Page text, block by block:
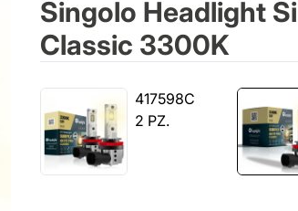
Singolo Headlight
Classic 3300K
417598C
2 PZ.